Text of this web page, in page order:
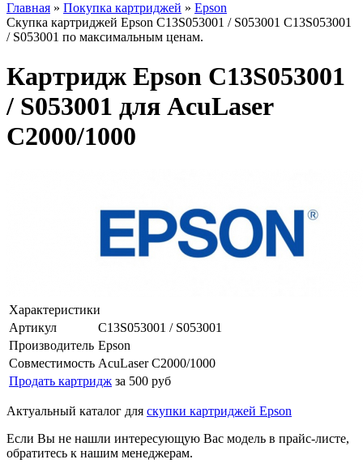
Главная » Покупка картриджей » Epson
Скупка картриджей Epson C13S053001 / S053001 C13S053001
/ S053001 по максимальным ценам.
Картридж Epson C13S053001
/ S053001 для AcuLaser
C2000/1000
Характеристики
Артикул
C13S053001 / S053001
Производитель Epson
Совместимость AcuLaser C2000/1000
Продать картридж за 500 руб
Актуальный каталог для скупки картриджей Epson
Если Вы не нашли интересующую Вас модель в прайс-листе,
обратитесь к нашим менеджерам.